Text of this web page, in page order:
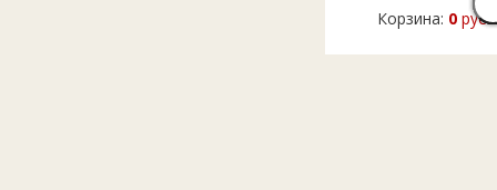
Корзина: 0 руб.